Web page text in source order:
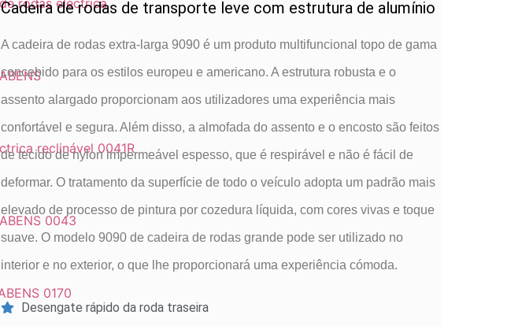
Cadeira de rodas de transporte leve com estrutura de alumínio
A cadeira de rodas extra-larga 9090 é um produto multifuncional topo de gama
concebido para os estilos europeu e americano. A estrutura robusta e o
assento alargado proporcionam aos utilizadores uma experiência mais
confortável e segura. Além disso, a almofada do assento e o encosto são feitos
de tecido de nylon impermeável espesso, que é respirável e não é fácil de
deformar. O tratamento da superfície de todo o veículo adopta um padrão mais
elevado de processo de pintura por cozedura líquida, com cores vivas e toque
suave. O modelo 9090 de cadeira de rodas grande pode ser utilizado no
interior e no exterior, o que lhe proporcionará uma experiência cómoda.
Desengate rápido da roda traseira